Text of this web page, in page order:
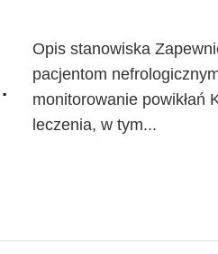
(K/M/N)
Opis stanowiska
pacjentom
monitorowanie powikłań
leczenia, w tym...